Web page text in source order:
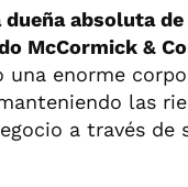
dueña absoluta
McCormick &
una enorme
las
a través de